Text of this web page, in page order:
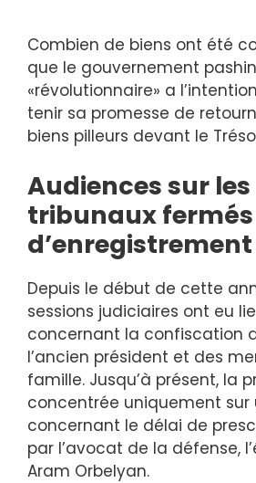
Combien de biens ont été
que le gouvernement
«révolutionnaire» a
tenir sa promesse de
biens pilleurs devant le
Audiences sur les
tribunaux
Depuis le début de cette
sessions judiciaires ont eu
concernant la confiscation
l’ancien président et des
famille. Jusqu’à présent, la
concentrée uniquement sur
concernant le délai de
par l’avocat de la défense,
Aram Orbelyan.